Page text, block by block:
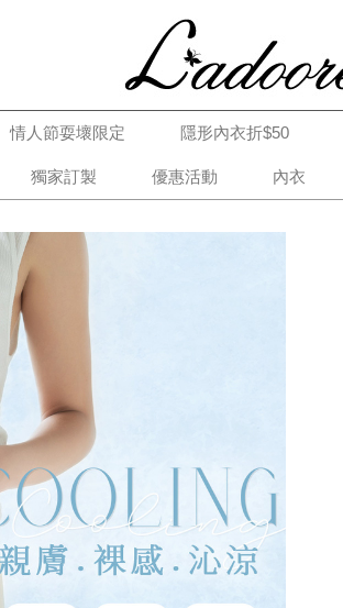
情人節耍壞限定 隱形內衣折$50
獨家訂製 優惠活動 內衣